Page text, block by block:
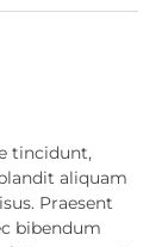
tincidunt,
aliquam
Praesent
bibendum